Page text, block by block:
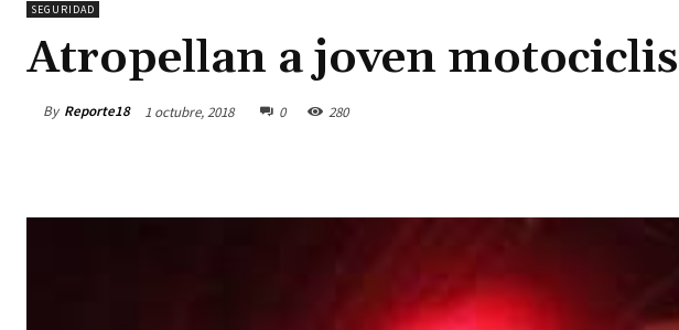
SEGURIDAD
Atropellan a joven
By Reporte18 1 octubre, 2018 0 280